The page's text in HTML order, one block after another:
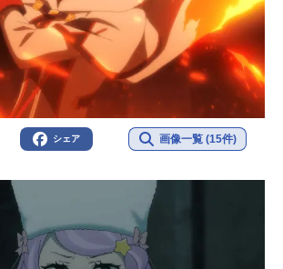
シェア 画像一覧 (15件)